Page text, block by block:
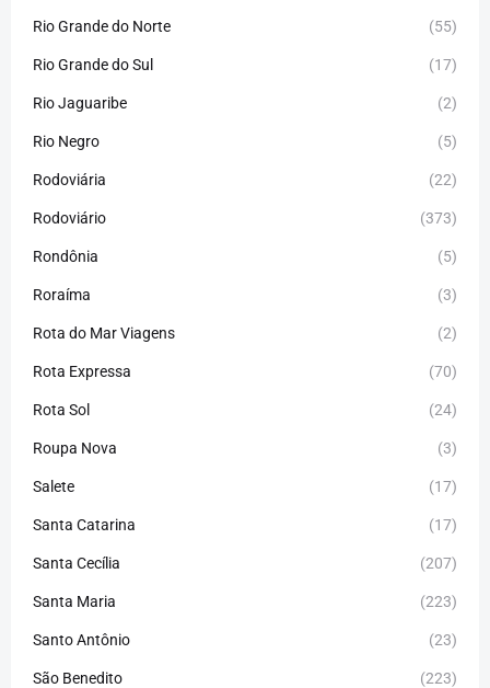
Rio Grande do Norte (55)
Rio Grande do Sul (17)
Rio Jaguaribe (2)
Rio Negro (5)
Rodoviária (22)
Rodoviário (373)
Rondônia (5)
Roraíma (3)
Rota do Mar Viagens (2)
Rota Expressa (70)
Rota Sol (24)
Roupa Nova (3)
Salete (17)
Santa Catarina (17)
Santa Cecília (207)
Santa Maria (223)
Santo Antônio (23)
São Benedito (223)